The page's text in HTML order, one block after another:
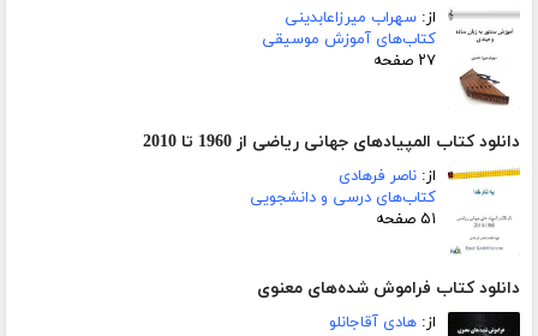
از: سهراب میرزاعابدینی
کتاب‌های آموزش موسیقی
۲۷ صفحه
دانلود کتاب المپیادهای جهانی ریاضی از 1960 تا 2010
از: ناصر فرهادی
کتاب‌های درسی و دانشجویی
۵۱ صفحه
دانلود کتاب فراموش شده‌های معنوی
از: هادی آقاجانلو